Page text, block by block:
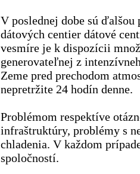
V poslednej dobe sú
dátových centier dátové
vesmíre je k dispozícii
generovateľnej z
Zeme pred prechodom
nepretržite 24 hodín denne.
Problémom respektíve
infraštruktúry, problémy s
chladenia. V každom
spoločností.